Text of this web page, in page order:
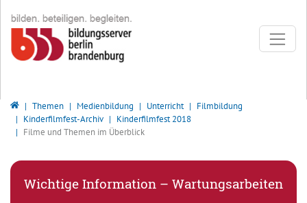
Bildungsserver Berlin - Brandenburg
Themen Medienbildung Unterricht
Filmbildung
Kinderfilmfest-Archiv
Kinderfilmfest 2018
Filme und Themen im Überblick
Wichtige Information – Wartungsarbeiten